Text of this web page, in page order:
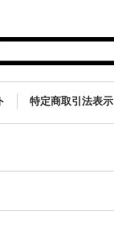
特定商取引法表示